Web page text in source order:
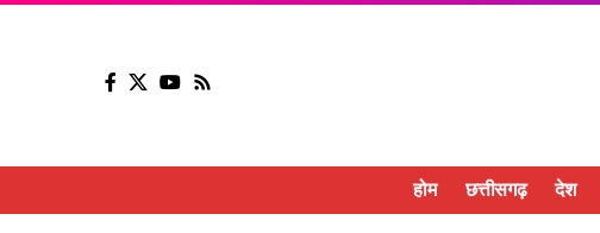
होम छत्तीसगढ़ देश